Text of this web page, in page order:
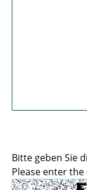
Bitte geben Sie
Please enter